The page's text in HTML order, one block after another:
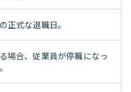
正式な退職日。
場合、従業員が停職になっ